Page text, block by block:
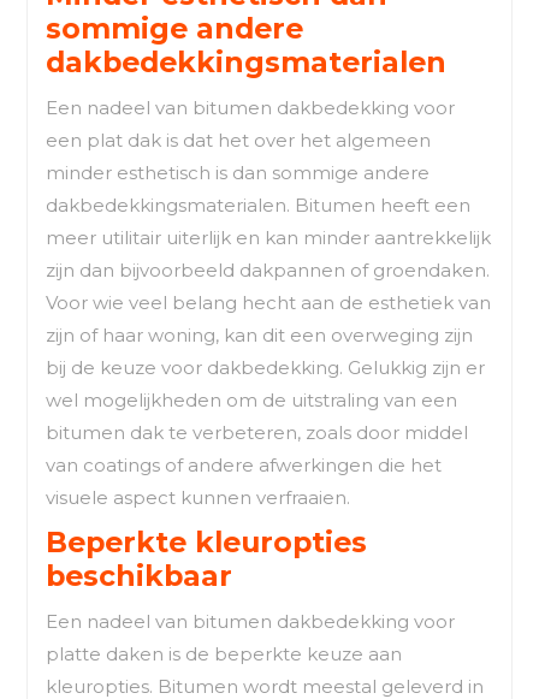
sommige andere
dakbedekkingsmaterialen
Een nadeel van bitumen dakbedekking voor
een plat dak is dat het over het algemeen
minder esthetisch is dan sommige andere
dakbedekkingsmaterialen. Bitumen heeft een
meer utilitair uiterlijk en kan minder aantrekkelijk
zijn dan bijvoorbeeld dakpannen of groendaken.
Voor wie veel belang hecht aan de esthetiek van
zijn of haar woning, kan dit een overweging zijn
bij de keuze voor dakbedekking. Gelukkig zijn er
wel mogelijkheden om de uitstraling van een
bitumen dak te verbeteren, zoals door middel
van coatings of andere afwerkingen die het
visuele aspect kunnen verfraaien.
Beperkte kleuropties
beschikbaar
Een nadeel van bitumen dakbedekking voor
platte daken is de beperkte keuze aan
kleuropties. Bitumen wordt meestal geleverd in